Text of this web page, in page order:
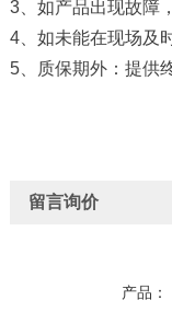
3、如产品出现故障
4、如未能在现场及
5、质保期外：提供
留言询价
产品：